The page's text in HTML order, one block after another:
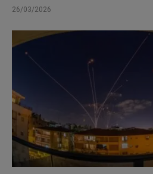
26/03/2026